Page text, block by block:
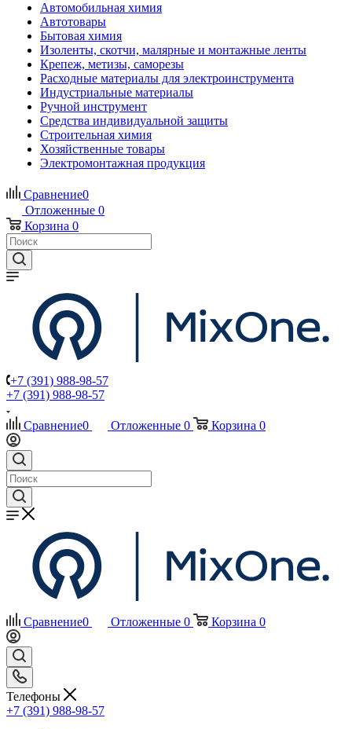
Автомобильная химия
Автотовары
Бытовая химия
Изоленты, скотчи, малярные и монтажные ленты
Крепеж, метизы, саморезы
Расходные материалы для электроинструмента
Индустриальные материалы
Ручной инструмент
Средства индивидуальной защиты
Строительная химия
Хозяйственные товары
Электромонтажная продукция
Сравнение0
Отложенные 0
Корзина 0
+7 (391) 988-98-57
+7 (391) 988-98-57
Сравнение0 Отложенные 0 Корзина 0
Сравнение0 Отложенные 0 Корзина 0
Телефоны
+7 (391) 988-98-57